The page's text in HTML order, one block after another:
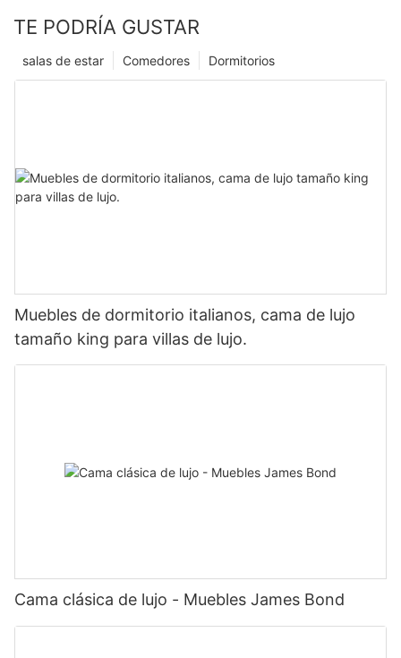
TE PODRÍA GUSTAR
Dormitorios
Comedores
salas de estar
Muebles de dormitorio italianos, cama de lujo
tamaño king para villas de lujo.
Cama clásica de lujo - Muebles James Bond